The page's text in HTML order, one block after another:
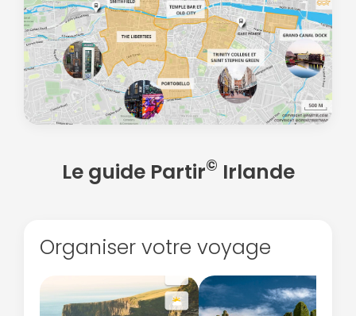
Le guide Partir© Irlande
Organiser votre voyage